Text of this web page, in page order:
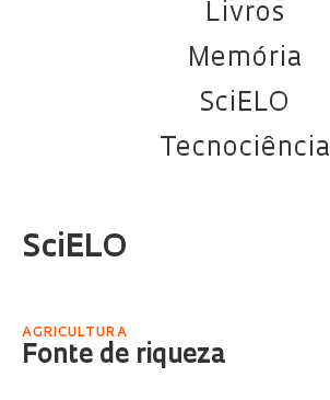
Livros
Memória
SciELO
Tecnociência
SciELO
AGRICULTURA
Fonte de riqueza